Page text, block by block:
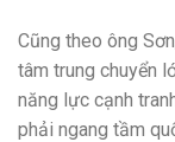
Cũng theo ông
tâm trung chuyển
năng lực cạnh
phải ngang tầm